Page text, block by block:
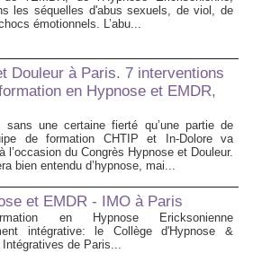
les séquelles d'abus sexuels, de viol, de
émotionnels. L’abu...
Douleur à Paris. 7 interventions
en Hypnose et EMDR,
sans une certaine fierté qu’une partie de
de formation CHTIP et In-Dolore va
l’occasion du Congrès Hypnose et Douleur.
bien entendu d’hypnose, mai...
et EMDR - IMO à Paris
en Hypnose Ericksonienne
intégrative: le Collège d'Hypnose &
Intégratives de Paris...